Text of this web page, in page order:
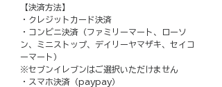
【決済方法】
・クレジットカード決済
・コンビニ決済（ファミリーマート、ローソ
ン、ミニストップ、デイリーヤマザキ、セイコ
ーマート）
※セブンイレブンはご選択いただけません
・スマホ決済（paypay）